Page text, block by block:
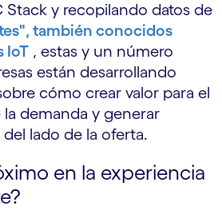
Stack y recopilando datos de
también conocidos
IoT , estas y un número
están desarrollando
cómo crear valor para el
demanda y generar
lado de la oferta.
en la experiencia